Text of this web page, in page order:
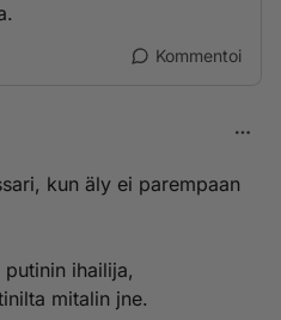
Kommentoi
kun äly ei parempaan
ihailija,
mitalin jne.